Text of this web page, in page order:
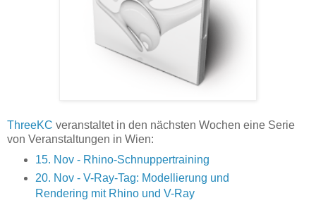
ThreeKC veranstaltet in den nächsten Wochen eine Serie
von Veranstaltungen in Wien:
15. Nov - Rhino-Schnuppertraining
20. Nov - V-Ray-Tag: Modellierung und
Rendering mit Rhino und V-Ray